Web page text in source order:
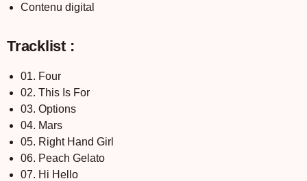
Contenu digital
Tracklist :
01. Four
02. This Is For
03. Options
04. Mars
05. Right Hand Girl
06. Peach Gelato
07. Hi Hello